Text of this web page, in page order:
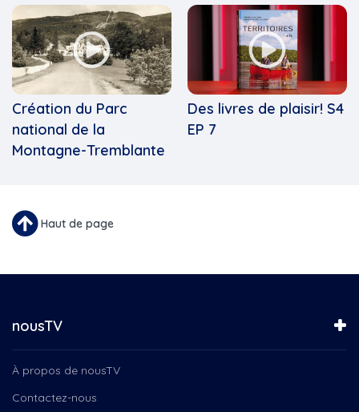
Création du Parc
national de la
Montagne-Tremblante
Des livres de plaisir! S4
EP 7
Haut de page
nousTV
À propos de nousTV
Contactez-nous